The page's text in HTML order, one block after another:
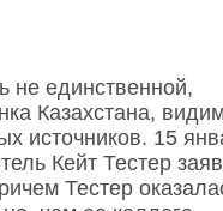
не единственной,
Казахстана,
источников. 15
Кейт Тестер
Тестер